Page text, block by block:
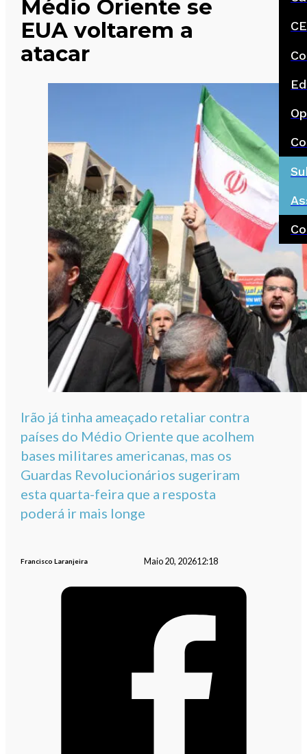
Médio Oriente se
EUA voltarem a
atacar
Irão já tinha ameaçado retaliar contra
países do Médio Oriente que acolhem
bases militares americanas, mas os
Guardas Revolucionários sugeriram
esta quarta-feira que a resposta
poderá ir mais longe
Francisco Laranjeira Maio 20, 202612:18